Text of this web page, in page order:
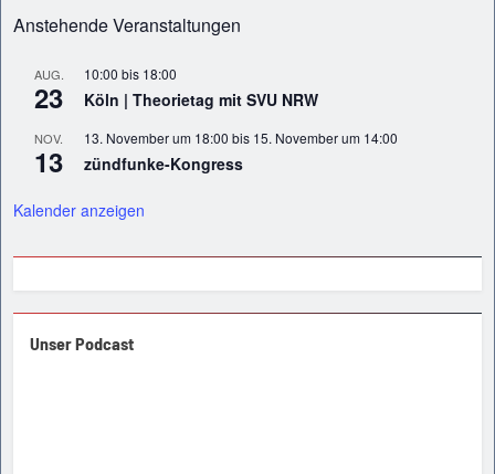
Anstehende Veranstaltungen
AUG.
23
10:00 bis 18:00
Köln | Theorietag mit SVU NRW
NOV.
13
13. November um 18:00 bis 15. November um 14:00
zündfunke-Kongress
Kalender anzeigen
Unser Podcast